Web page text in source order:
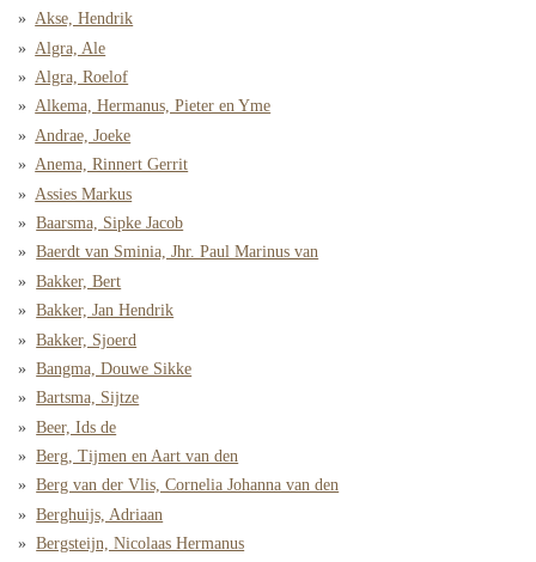
Akse, Hendrik
Algra, Ale
Algra, Roelof
Alkema, Hermanus, Pieter en Yme
Andrae, Joeke
Anema, Rinnert Gerrit
Assies Markus
Baarsma, Sipke Jacob
Baerdt van Sminia, Jhr. Paul Marinus van
Bakker, Bert
Bakker, Jan Hendrik
Bakker, Sjoerd
Bangma, Douwe Sikke
Bartsma, Sijtze
Beer, Ids de
Berg, Tijmen en Aart van den
Berg van der Vlis, Cornelia Johanna van den
Berghuijs, Adriaan
Bergsteijn, Nicolaas Hermanus